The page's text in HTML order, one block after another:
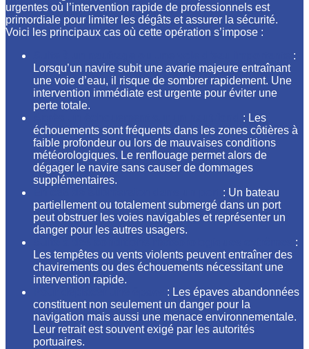
urgentes où l’intervention rapide de professionnels est
primordiale pour limiter les dégâts et assurer la sécurité.
Voici les principaux cas où cette opération s’impose :
:
Lorsqu’un navire subit une avarie majeure entraînant
une voie d’eau, il risque de sombrer rapidement. Une
intervention immédiate est urgente pour éviter une
perte totale.
: Les
échouements sont fréquents dans les zones côtières à
faible profondeur ou lors de mauvaises conditions
météorologiques. Le renflouage permet alors de
dégager le navire sans causer de dommages
supplémentaires.
: Un bateau
partiellement ou totalement submergé dans un port
peut obstruer les voies navigables et représenter un
danger pour les autres usagers.
:
Les tempêtes ou vents violents peuvent entraîner des
chavirements ou des échouements nécessitant une
intervention rapide.
: Les épaves abandonnées
constituent non seulement un danger pour la
navigation mais aussi une menace environnementale.
Leur retrait est souvent exigé par les autorités
portuaires.